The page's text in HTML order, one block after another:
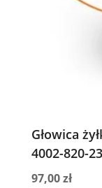
Głowica
4002-820-
97,00zł